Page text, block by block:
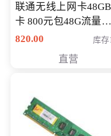
联通无线上网卡
卡 800元包48G流量，
中全国流量12G，
820.00 库存
直营